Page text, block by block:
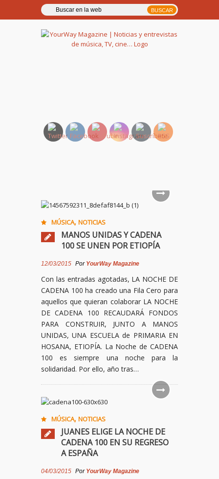
MÚSICA, NOTICIAS
MANOS UNIDAS Y CADENA
100 SE UNEN POR ETIOPÍA
12/03/2015 Por YourWay Magazine
Con las entradas agotadas, LA NOCHE DE
CADENA 100 ha creado una Fila Cero para
aquellos que quieran colaborar LA NOCHE
DE CADENA 100 RECAUDARÁ FONDOS
PARA CONSTRUIR, JUNTO A MANOS
UNIDAS, UNA ESCUELA de PRIMARIA EN
HOSANA, ETIOPÍA. La Noche de CADENA
100 es siempre una noche para la
solidaridad. Por ello, año tras…
MÚSICA, NOTICIAS
JUANES ELIGE LA NOCHE DE
CADENA 100 EN SU REGRESO
A ESPAÑA
04/03/2015 Por YourWay Magazine